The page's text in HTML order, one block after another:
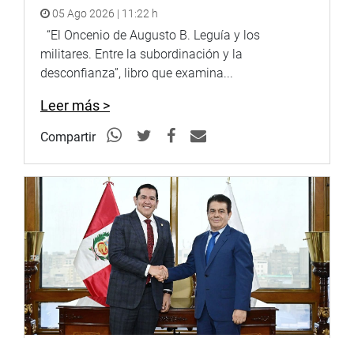
05 Ago 2026 | 11:22 h
“El Oncenio de Augusto B. Leguía y los
militares. Entre la subordinación y la
desconfianza”, libro que examina...
Leer más >
Compartir